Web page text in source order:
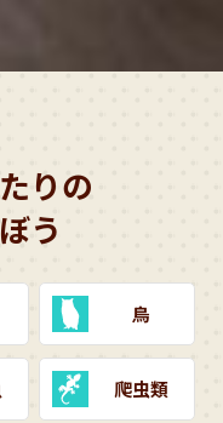
りの
う
鳥
爬虫類